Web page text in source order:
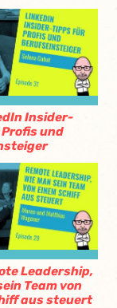
Insider-
und
Leadership,
Team von
aus steuert